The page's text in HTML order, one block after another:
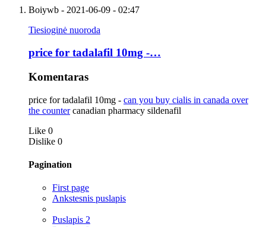
Boiywb - 2021-06-09 - 02:47
Tiesioginė nuoroda
price for tadalafil 10mg -…
Komentaras
price for tadalafil 10mg - can you buy cialis in canada over
the countercanadian pharmacy sildenafil
Like 0
Dislike 0
Pagination
First page
Ankstesnis puslapis
Puslapis 2